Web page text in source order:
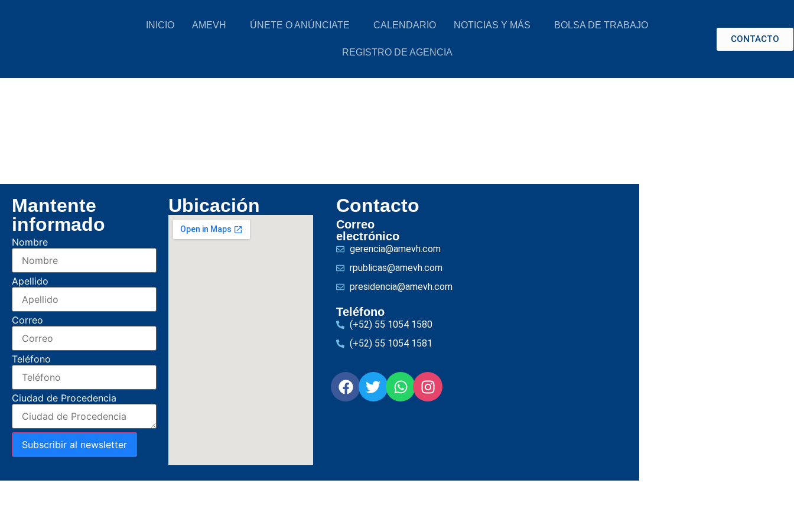
INICIO AMEVH ÚNETE O ANÚNCIATE CALENDARIO NOTICIAS Y MÁS BOLSA DE TRABAJO
REGISTRO DE AGENCIA
CONTACTO
Mantente
informado
Nombre
Apellido
Correo
Teléfono
Ciudad de Procedencia
Subscribir al newsletter
Ubicación Contacto
Correo
electrónico
gerencia@amevh.com
rpublicas@amevh.com
presidencia@amevh.com
Teléfono
(+52) 55 1054 1580
(+52) 55 1054 1581